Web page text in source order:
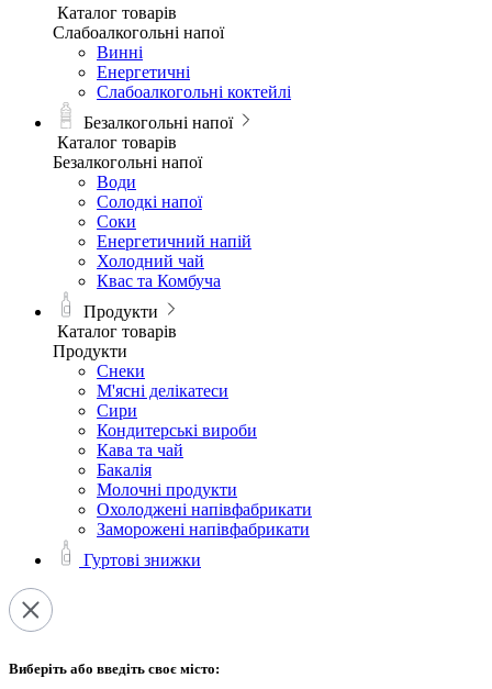
Каталог товарів
Слабоалкогольні напої
Винні
Енергетичні
Слабоалкогольні коктейлі
Безалкогольні напої
Каталог товарів
Безалкогольні напої
Води
Солодкі напої
Соки
Енергетичний напій
Холодний чай
Квас та Комбуча
Продукти
Каталог товарів
Продукти
Снеки
М'ясні делікатеси
Сири
Кондитерські вироби
Кава та чай
Бакалія
Молочні продукти
Охолоджені напівфабрикати
Заморожені напівфабрикати
Гуртові знижки
Виберіть або введіть своє місто: